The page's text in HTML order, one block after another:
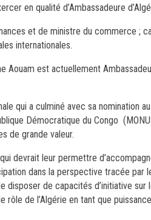
en qualité d’Ambassadeure
et de ministre du commerce ;
internationales.
est actuellement
qui a culminé avec sa nomination
Démocratique du Congo
de grande valeur.
devrait leur permettre
dans la perspective tracée par
de capacités d’initiative sur
rôle de l’Algérie en tant que